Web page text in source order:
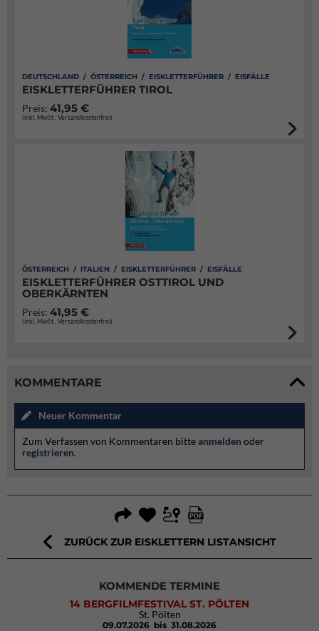
DEUTSCHLAND / ÖSTERREICH / EISKLETTERFÜHRER / EISFÄLLE
EISKLETTERFÜHRER TIROL
Preis: 41,95 €
(inkl. MwSt., Versandkostenfrei)
ÖSTERREICH / ITALIEN / EISKLETTERFÜHRER / EISFÄLLE
EISKLETTERFÜHRER OSTTIROL UND
OBERKÄRNTEN
Preis: 41,95 €
(inkl. MwSt., Versandkostenfrei)
KOMMENTARE
Neuer Kommentar
Zum Verfassen von Kommentaren bitteanmelden oder
registrieren.
ZURÜCK ZUR EISKLETTERN LISTANSICHT
KOMMENDE TERMINE
14 BERGFILMFESTIVAL ST. PÖLTEN
St. Pölten
09.07.2026 bis 31.08.2026